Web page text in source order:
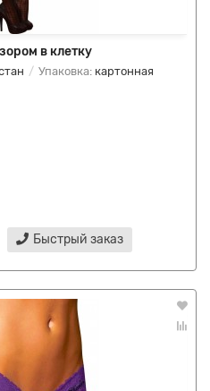
в клетку
Упаковка: картонная
Быстрый заказ